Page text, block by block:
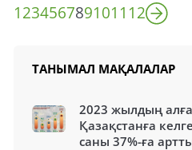
1234567891011 12
ТАНЫМАЛ МАҚАЛАЛАР
2023 жылдың
Қазақстанға
саны 37%-ға